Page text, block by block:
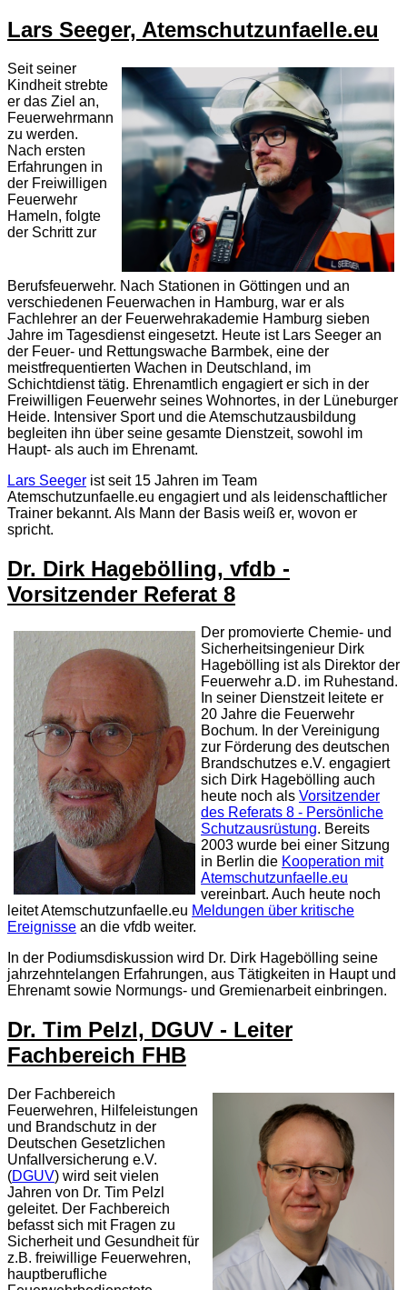
Lars Seeger, Atemschutzunfaelle.eu
Seit seiner
Kindheit strebte
er das Ziel an,
Feuerwehrmann
zu werden.
Nach ersten
Erfahrungen in
der Freiwilligen
Feuerwehr
Hameln, folgte
der Schritt zur
Berufsfeuerwehr. Nach Stationen in Göttingen und an
verschiedenen Feuerwachen in Hamburg, war er als
Fachlehrer an der Feuerwehrakademie Hamburg sieben
Jahre im Tagesdienst eingesetzt. Heute ist Lars Seeger an
der Feuer- und Rettungswache Barmbek, eine der
meistfrequentierten Wachen in Deutschland, im
Schichtdienst tätig. Ehrenamtlich engagiert er sich in der
Freiwilligen Feuerwehr seines Wohnortes, in der Lüneburger
Heide. Intensiver Sport und die Atemschutzausbildung
begleiten ihn über seine gesamte Dienstzeit, sowohl im
Haupt- als auch im Ehrenamt.
Lars Seeger ist seit 15 Jahren im Team
Atemschutzunfaelle.eu engagiert und als leidenschaftlicher
Trainer bekannt. Als Mann der Basis weiß er, wovon er
spricht.
Dr. Dirk Hagebölling, vfdb -
Vorsitzender Referat 8
Der promovierte Chemie- und
Sicherheitsingenieur Dirk
Hagebölling ist als Direktor der
Feuerwehr a.D. im Ruhestand.
In seiner Dienstzeit leitete er
20 Jahre die Feuerwehr
Bochum. In der Vereinigung
zur Förderung des deutschen
Brandschutzes e.V. engagiert
sich Dirk Hagebölling auch
heute noch als Vorsitzender
des Referats 8 - Persönliche
Schutzausrüstung. Bereits
2003 wurde bei einer Sitzung
in Berlin die Kooperation mit
Atemschutzunfaelle.eu
vereinbart. Auch heute noch
leitet Atemschutzunfaelle.eu Meldungen über kritische
Ereignisse an die vfdb weiter.
In der Podiumsdiskussion wird Dr. Dirk Hagebölling seine
jahrzehntelangen Erfahrungen, aus Tätigkeiten in Haupt und
Ehrenamt sowie Normungs- und Gremienarbeit einbringen.
Dr. Tim Pelzl, DGUV - Leiter
Fachbereich FHB
Der Fachbereich
Feuerwehren, Hilfeleistungen
und Brandschutz in der
Deutschen Gesetzlichen
Unfallversicherung e.V.
(DGUV) wird seit vielen
Jahren von Dr. Tim Pelzl
geleitet. Der Fachbereich
befasst sich mit Fragen zu
Sicherheit und Gesundheit für
z.B. freiwillige Feuerwehren,
hauptberufliche